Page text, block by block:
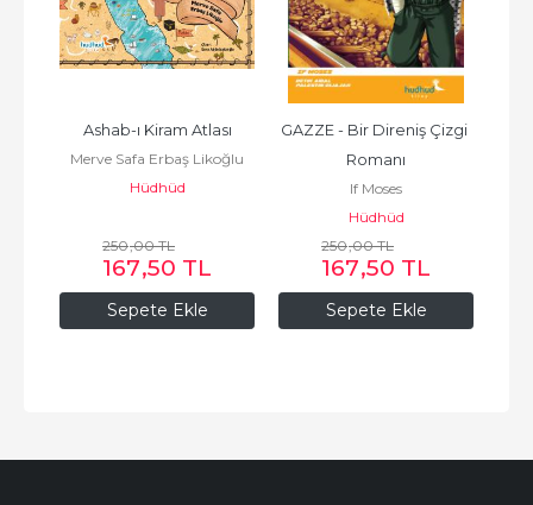
Sepete Ekle
Ashab-ı Kiram Atlası
Merve Safa Erbaş Likoğlu
Hüdhüd
250,00TL
167,50 TL
Sepete Ekle
GAZZE - Bir Direniş Çizgi
Romanı
If Moses
Hüdhüd
250,00TL
167,50 TL